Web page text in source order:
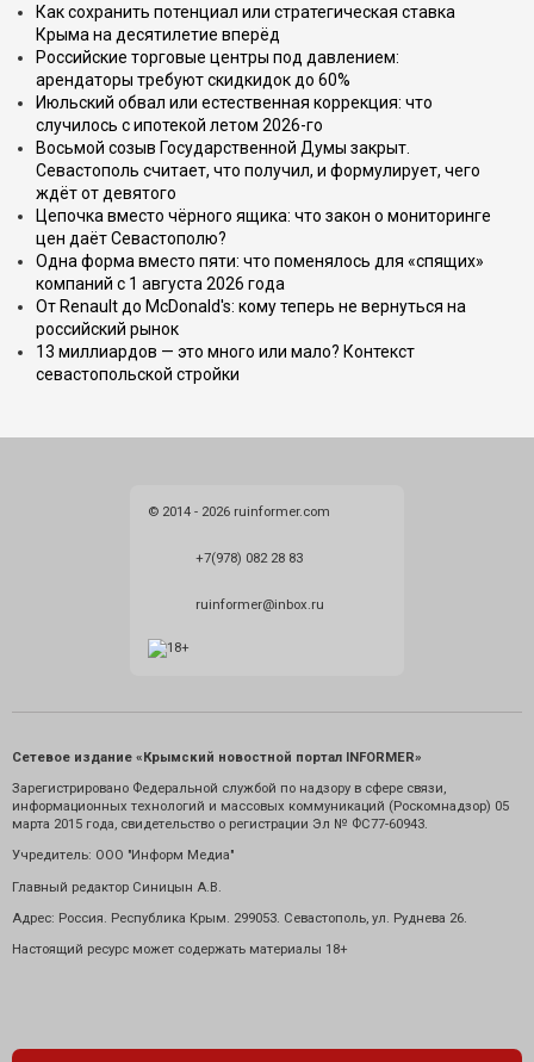
Как сохранить потенциал или стратегическая ставка
Крыма на десятилетие вперёд
Российские торговые центры под давлением:
арендаторы требуют скидкидок до 60%
Июльский обвал или естественная коррекция: что
случилось с ипотекой летом 2026-го
Восьмой созыв Государственной Думы закрыт.
Севастополь считает, что получил, и формулирует, чего
ждёт от девятого
Цепочка вместо чёрного ящика: что закон о мониторинге
цен даёт Севастополю?
Одна форма вместо пяти: что поменялось для «спящих»
компаний с 1 августа 2026 года
От Renault до McDonald's: кому теперь не вернуться на
российский рынок
13 миллиардов — это много или мало? Контекст
севастопольской стройки
© 2014 - 2026 ruinformer.com
+7(978) 082 28 83
ruinformer@inbox.ru
Сетевое издание «Крымский новостной портал INFORMER»
Зарегистрировано Федеральной службой по надзору в сфере связи,
информационных технологий и массовых коммуникаций (Роскомнадзор) 05
марта 2015 года, свидетельство о регистрации Эл № ФС77-60943.
Учредитель: ООО "Информ Медиа"
Главный редактор Синицын А.В.
Адрес: Россия. Республика Крым. 299053. Севастополь, ул. Руднева 26.
Настоящий ресурс может содержать материалы 18+